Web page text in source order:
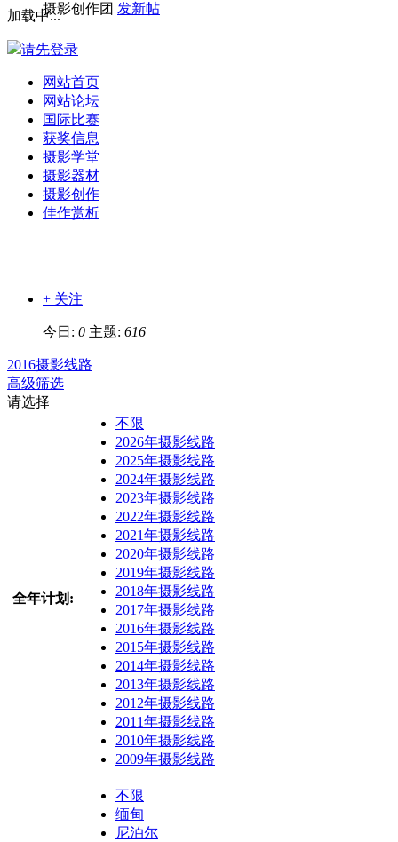
加载中...
请先登录
网站首页
网站论坛
国际比赛
获奖信息
摄影学堂
摄影器材
摄影创作
佳作赏析
摄影创作团 发新帖
+ 关注
今日: 0 主题: 616
2016摄影线路
高级筛选
请选择
全年计划:
不限
2026年摄影线路
2025年摄影线路
2024年摄影线路
2023年摄影线路
2022年摄影线路
2021年摄影线路
2020年摄影线路
2019年摄影线路
2018年摄影线路
2017年摄影线路
2016年摄影线路
2015年摄影线路
2014年摄影线路
2013年摄影线路
2012年摄影线路
2011年摄影线路
2010年摄影线路
2009年摄影线路
不限
缅甸
尼泊尔